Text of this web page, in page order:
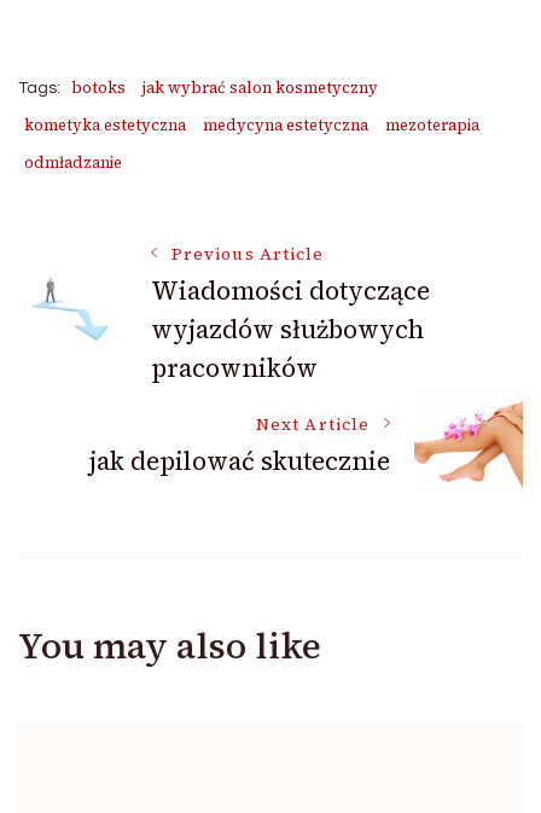
Tags: botoks
jak wybrać salon kosmetyczny
kometyka estetyczna
medycyna estetyczna
mezoterapia
odmładzanie
Post
Navigation
Previous Article
Wiadomości dotyczące
wyjazdów służbowych
pracowników
Next Article
jak depilować skutecznie
You may also like